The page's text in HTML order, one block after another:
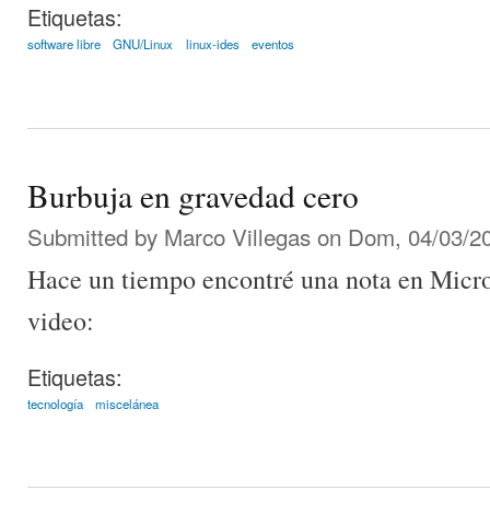
Etiquetas:
software libre GNU/Linux linux-ides eventos
Burbuja en gravedad cero
Submitted by Marco Villegas on Dom, 04/03/
Hace un tiempo encontré una nota en
video:
Etiquetas:
tecnología miscelánea